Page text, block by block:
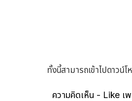
ทั้งนี้สามารถเข้าไปดาว
ความคิดเห็น - Like เ